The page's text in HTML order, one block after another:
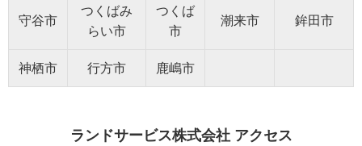
守谷市
つくばみ
らい市
つくば
市
潮来市 鉾田市
神栖市 行方市 鹿嶋市
ランドサービス株式会社 アクセス